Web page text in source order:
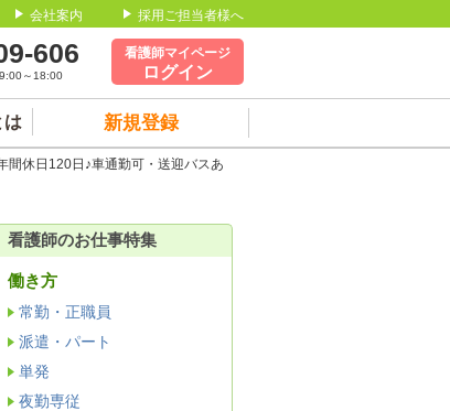
会社案内 採用ご担当者様へ
606
～18:00
看護師マイページ
ログイン
は 新規登録
休日120日♪車通勤可・送迎バスあ
看護師のお仕事特集
働き方
常勤・正職員
派遣・パート
単発
夜勤専従